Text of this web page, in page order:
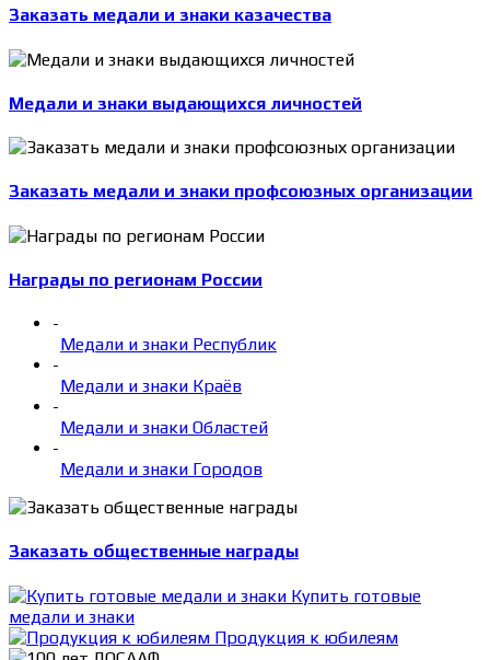
Заказать медали и знаки казачества
Медали и знаки выдающихся личностей
Заказать медали и знаки профсоюзных организации
Награды по регионам России
-
Медали и знаки Республик
-
Медали и знаки Краёв
-
Медали и знаки Областей
-
Медали и знаки Городов
Заказать общественные награды
Купить готовые
медали и знаки
Продукция к юбилеям